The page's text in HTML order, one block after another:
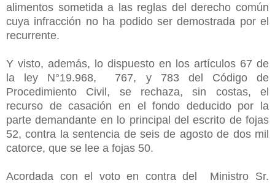
alimentos sometida a las reglas del derecho común
cuya infracción no ha podido ser demostrada por el
recurrente.
Y visto, además, lo dispuesto en los artículos 67 de
la ley N°19.968, 767, y 783 del Código de
Procedimiento Civil, se rechaza, sin costas, el
recurso de casación en el fondo deducido por la
parte demandante en lo principal del escrito de fojas
52, contra la sentencia de seis de agosto de dos mil
catorce, que se lee a fojas 50.
Acordada con el voto en contra del Ministro Sr.